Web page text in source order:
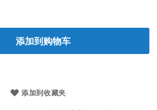
添加到购物车
添加到收藏夹